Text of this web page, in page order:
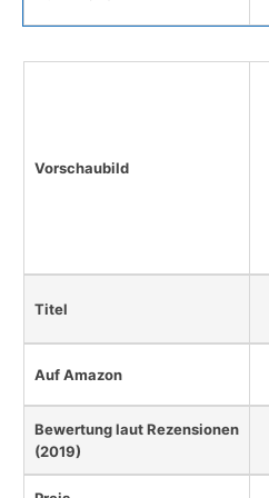
Vorschaubild
Titel
Auf Amazon
Bewertung laut Rezensionen
(2019)